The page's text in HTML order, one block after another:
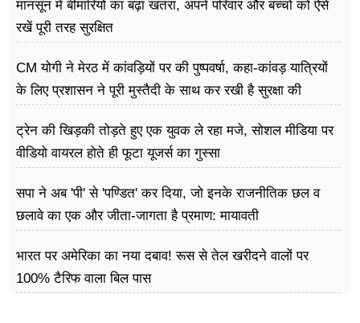
मानसून में बीमारियों का बढ़ा खतरा, अपने परिवार और बच्चों को ऐसे
रखें पूरी तरह सुरक्षित
CM योगी ने मेरठ में कांवड़ियों पर की पुष्पवर्षा, कहा-कांवड़ यात्रियों
के लिए प्रशासन ने पूरी मुस्तैदी के साथ कर रखी है सुरक्षा की
ट्रेन की खिड़की तोड़ते हुए एक युवक ले रहा मजे, सोशल मीडिया पर
वीडियो वायरल होते ही फूटा यूजर्स का गुस्सा
सपा ने अब 'पी' से 'पण्डित' कर दिया, जो इनके राजनीतिक छल व
छलावे का एक और जीता-जागता है प्रमाण: मायावती
भारत पर अमेरिका का नया दबाव! रूस से तेल खरीदने वालों पर
100% टैरिफ वाला बिल पास